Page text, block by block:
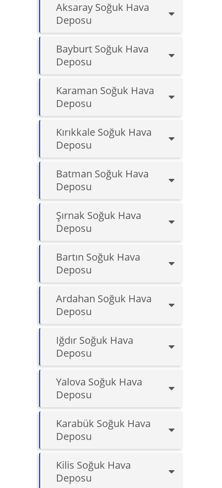
Aksaray Soğuk Hava
Deposu
Bayburt Soğuk Hava
Deposu
Karaman Soğuk Hava
Deposu
Kırıkkale Soğuk Hava
Deposu
Batman Soğuk Hava
Deposu
Şırnak Soğuk Hava
Deposu
Bartın Soğuk Hava
Deposu
Ardahan Soğuk Hava
Deposu
Iğdır Soğuk Hava
Deposu
Yalova Soğuk Hava
Deposu
Karabük Soğuk Hava
Deposu
Kilis Soğuk Hava
Deposu